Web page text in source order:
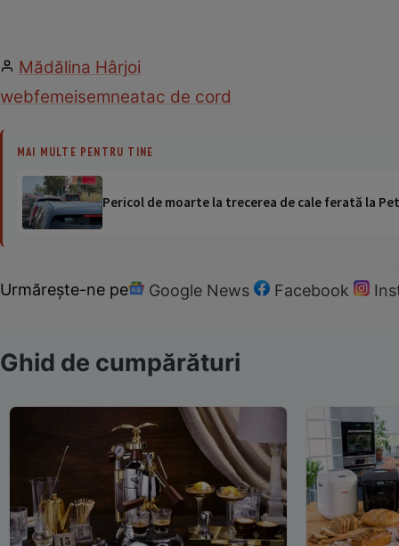
Mădălina Hârjoi
webfemeisemneatac de cord
MAI MULTE PENTRU TINE
Pericol de moarte la trecerea de cale ferată la
Urmărește-ne pe Google News Facebook
Ghid de cumpărături